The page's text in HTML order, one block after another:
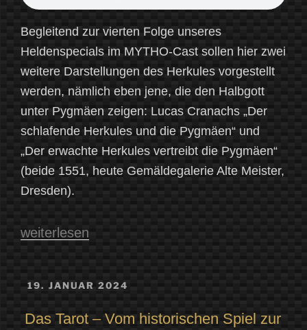
Begleitend zur vierten Folge unseres
Heldenspecials im MYTHO-Cast sollen hier zwei
weitere Darstellungen des Herkules vorgestellt
werden, nämlich eben jene, die den Halbgott
unter Pygmäen zeigen: Lucas Cranachs „Der
schlafende Herkules und die Pygmäen“ und
„Der erwachte Herkules vertreibt die Pygmäen“
(beide 1551, heute Gemäldegalerie Alte Meister,
Dresden).
„Herkules
weiterlesen
VERÖFFENTLICHT
19. JANUAR 2024
Das Tarot – Vom historischen Spiel zur